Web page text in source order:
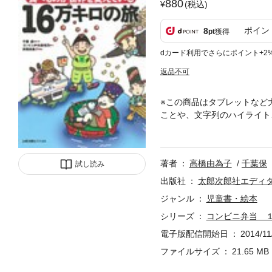
試し読み
880(税込)
8pt獲得 ポイン
dカード利用でさらにポイント
返品不可
※この商品はタブレットなど
ことや、文字列のハイライ
著者
高橋由為子
千葉保
出版社
太郎次郎社エディ
ジャンル
児童書・絵本
シリーズ
コンビニ弁当
電子版配信開始日
2014/
ファイルサイズ
21.65 MB